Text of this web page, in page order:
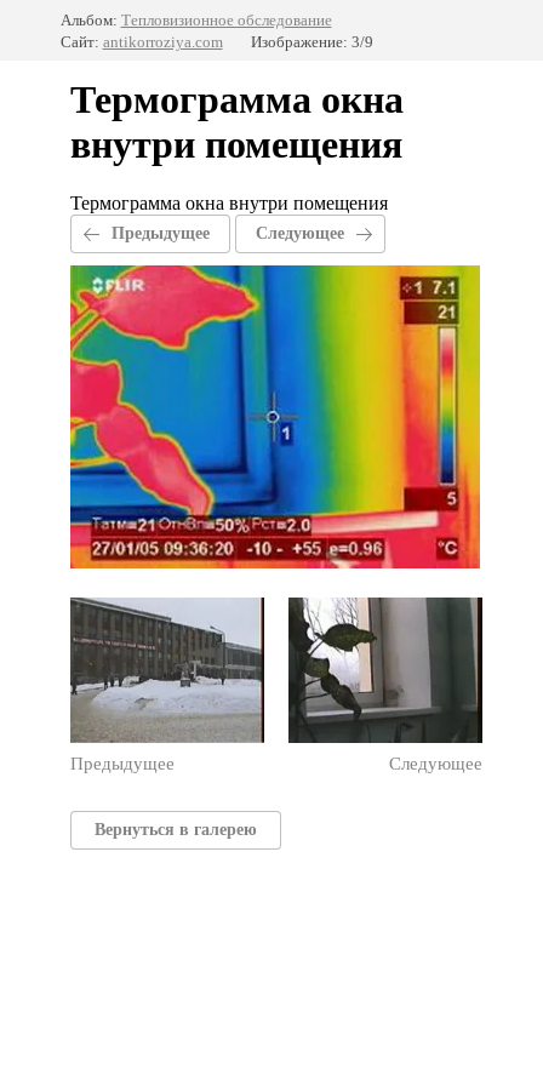
Альбом: Тепловизионное обследование
Сайт: antikorroziya.com Изображение: 3/9
Термограмма окна
внутри помещения
Термограмма окна внутри помещения
Предыдущее Следующее
Предыдущее Следующее
Вернуться в галерею